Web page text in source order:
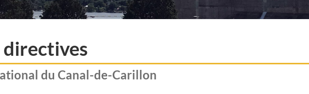
du Canal-de-Carillon